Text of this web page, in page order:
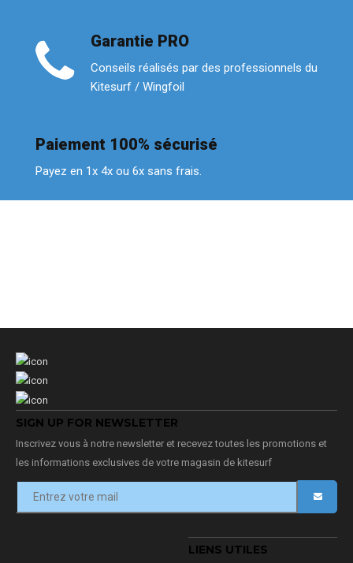
Garantie PRO
Conseils réalisés par des professionnels du
Kitesurf / Wingfoil
Paiement 100% sécurisé
Payez en 1x 4x ou 6x sans frais.
SIGN UP FOR NEWSLETTER
Inscrivez vous à notre newsletter et recevez toutes les promotions et
les informations exclusives de votre magasin de kitesurf
LIENS UTILES